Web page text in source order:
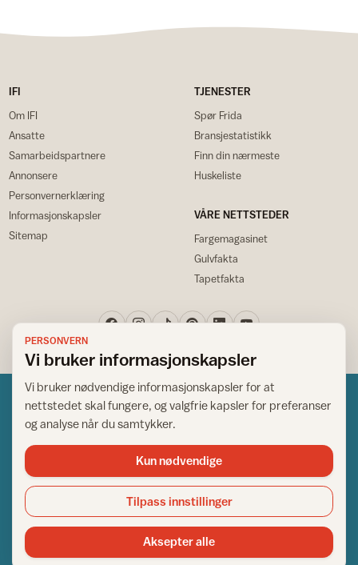
IFI
Om IFI
Ansatte
Samarbeidspartnere
Annonsere
Personvernerklæring
Informasjonskapsler
Sitemap
TJENESTER
Spør Frida
Bransjestatistikk
Finn din nærmeste
Huskeliste
VÅRE NETTSTEDER
Fargemagasinet
Gulvfakta
Tapetfakta
Norsk råd for hjem og bygg
Copyright © 1995-2026. All Rights Reserved.
Ansvarlig redaktør: Helge Bod Vangen
Utgiver: IFI - Norsk råd for hjem og bygg
PERSONVERN
Vi bruker informasjonskapsler
Vi bruker nødvendige informasjonskapsler for at
nettstedet skal fungere, og valgfrie kapsler for preferanser
og analyse når du samtykker.
Kun nødvendige
Tilpass innstillinger
Aksepter alle